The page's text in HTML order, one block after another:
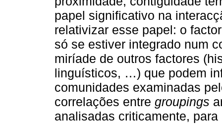
papel significativo na
relativizar esse papel: o
só se estiver integrado num
miríade de outros factores
linguísticos, …) que podem
comunidades examinadas
correlações entre groupings
analisadas criticamente,